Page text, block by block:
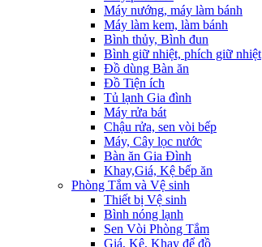
Máy nướng, máy làm bánh
Máy làm kem, làm bánh
Bình thủy, Bình đun
Bình giữ nhiệt, phích giữ nhiệt
Đồ dùng Bàn ăn
Đồ Tiện ích
Tủ lạnh Gia đình
Máy rửa bát
Chậu rửa, sen vòi bếp
Máy, Cây lọc nước
Bàn ăn Gia Đình
Khay,Giá, Kệ bếp ăn
Phòng Tắm và Vệ sinh
Thiết bị Vệ sinh
Bình nóng lạnh
Sen Vòi Phòng Tắm
Giá, Kệ, Khay để đồ